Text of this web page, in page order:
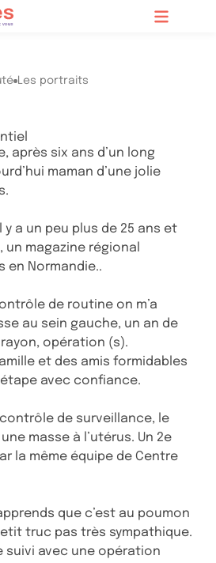
Menu
Les portraits
après six ans d’un long
maman d’une jolie
y a un peu plus de 25 ans et
un magazine régional
en Normandie..
de routine on m’a
au sein gauche, un an de
opération (s).
et des amis formidables
avec confiance.
contrôle de surveillance, le
masse à l’utérus. Un 2e
la même équipe de Centre
que c’est au poumon
truc pas très sympathique.
suivi avec une opération